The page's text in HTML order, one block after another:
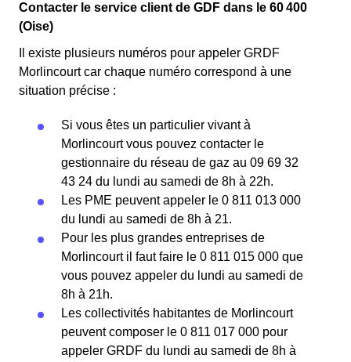
Contacter le service client de GDF dans le 60 400
(Oise)
Il existe plusieurs numéros pour appeler GRDF
Morlincourt car chaque numéro correspond à une
situation précise :
Si vous êtes un particulier vivant à
Morlincourt vous pouvez contacter le
gestionnaire du réseau de gaz au 09 69 32
43 24 du lundi au samedi de 8h à 22h.
Les PME peuvent appeler le 0 811 013 000
du lundi au samedi de 8h à 21.
Pour les plus grandes entreprises de
Morlincourt il faut faire le 0 811 015 000 que
vous pouvez appeler du lundi au samedi de
8h à 21h.
Les collectivités habitantes de Morlincourt
peuvent composer le 0 811 017 000 pour
appeler GRDF du lundi au samedi de 8h à